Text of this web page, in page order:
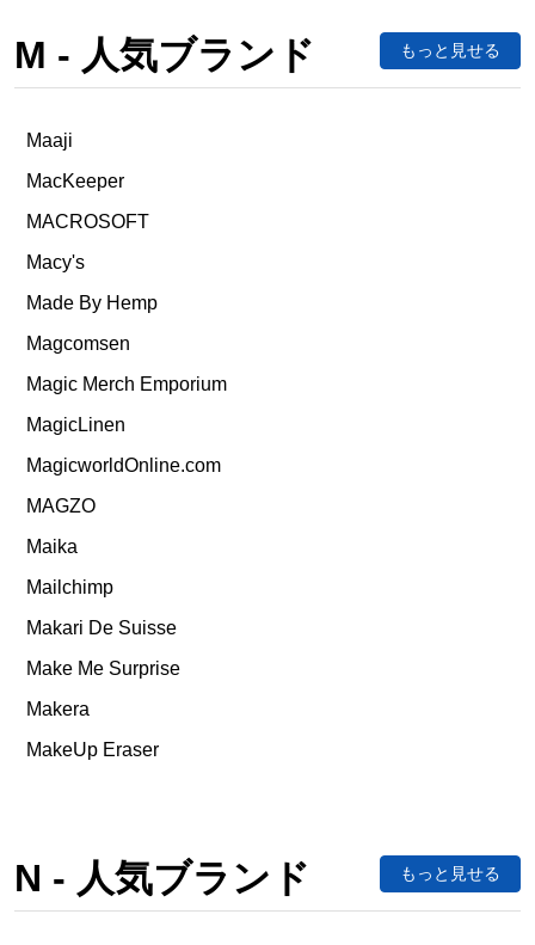
M - 人気ブランド もっと見せる
Maaji
MacKeeper
MACROSOFT
Macy's
Made By Hemp
Magcomsen
Magic Merch Emporium
MagicLinen
MagicworldOnline.com
MAGZO
Maika
Mailchimp
Makari De Suisse
Make Me Surprise
Makera
MakeUp Eraser
N - 人気ブランド もっと見せる